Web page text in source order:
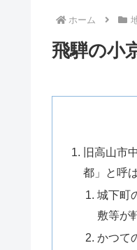
ホーム
飛騨の小
旧高山市
都」と呼
城下町
敷等が
かつて